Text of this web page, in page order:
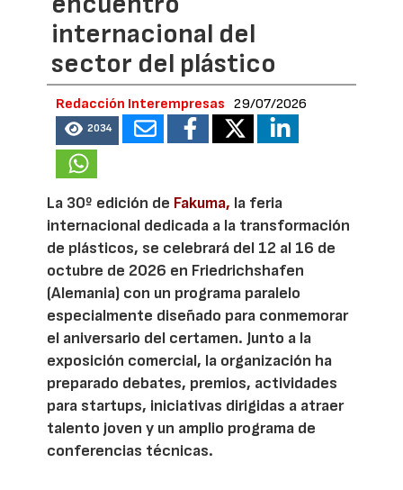
internacional del
sector del plástico
Redacción Interempresas 29/07/2026
2034
La 30º edición de Fakuma, la feria
internacional dedicada a la transformación
de plásticos, se celebrará del 12 al 16 de
octubre de 2026 en Friedrichshafen
(Alemania) con un programa paralelo
especialmente diseñado para conmemorar
el aniversario del certamen. Junto a la
exposición comercial, la organización ha
preparado debates, premios, actividades
para startups, iniciativas dirigidas a atraer
talento joven y un amplio programa de
conferencias técnicas.